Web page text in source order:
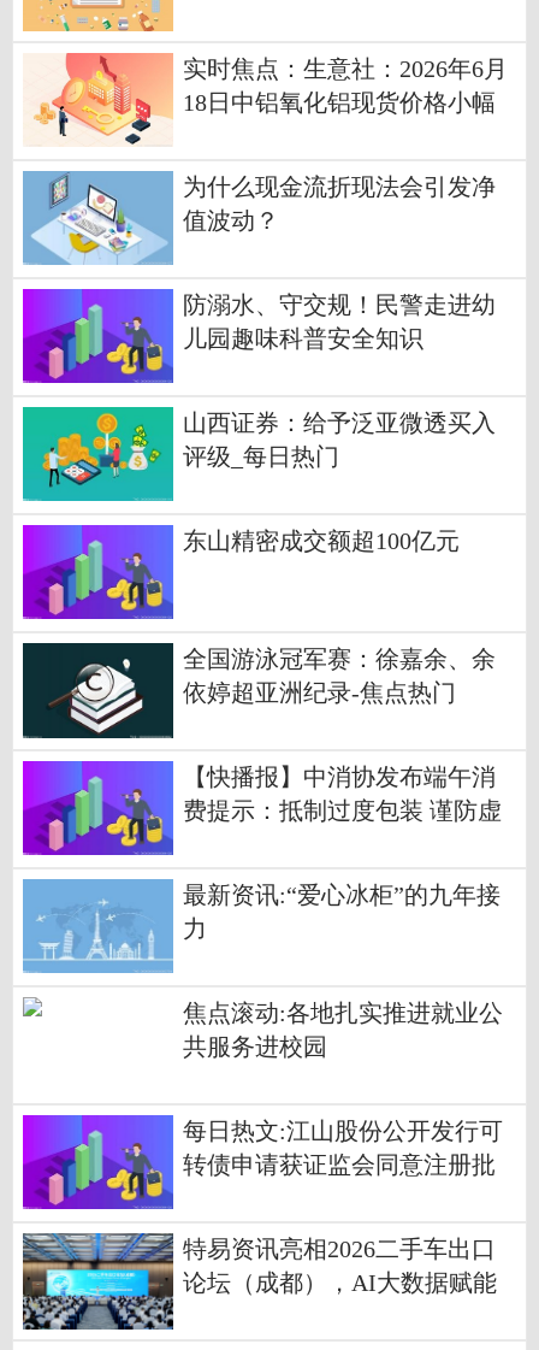
实时焦点：生意社：2026年6月
18日中铝氧化铝现货价格小幅
为什么现金流折现法会引发净
值波动？
防溺水、守交规！民警走进幼
儿园趣味科普安全知识
山西证券：给予泛亚微透买入
评级_每日热门
东山精密成交额超100亿元
全国游泳冠军赛：徐嘉余、余
依婷超亚洲纪录-焦点热门
【快播报】中消协发布端午消
费提示：抵制过度包装 谨防虚
最新资讯:“爱心冰柜”的九年接
力
焦点滚动:各地扎实推进就业公
共服务进校园
每日热文:江山股份公开发行可
转债申请获证监会同意注册批
特易资讯亮相2026二手车出口
论坛（成都），AI大数据赋能